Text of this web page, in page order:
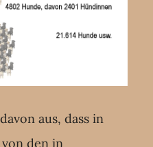
aus, dass in
von den in